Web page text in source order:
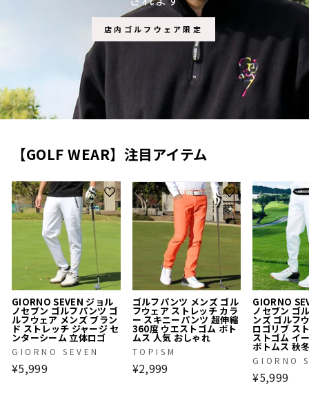
店内ゴルフウェア限定
【GOLF WEAR】注目アイテム
GIORNO SEVEN ジョル
ノセブン ゴルフパンツ ゴ
ルフウェア メンズ ブラン
ド ストレッチ ジャージ セ
ンターシーム 立体ロゴ
GIORNO SEVEN
¥5,999
ゴルフパンツ メンズ ゴル
フウェア ストレッチ カラ
ー スキニーパンツ 超伸縮
360度 ウエストゴム ボト
ムス 人気 おしゃれ
TOPISM
¥2,999
GIORNO
ノセブン ゴ
ンズ ゴルフ
ロゴリブ ス
ストゴム イ
ボトムス 秋
GIORNO
¥5,999